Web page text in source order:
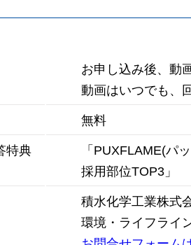
お申し込み後、動
動画はいつでも、
無料
特典 「 PUXFLAME(パ
採用部位TOP3」
積水化学工業株式
環境・ライフライ